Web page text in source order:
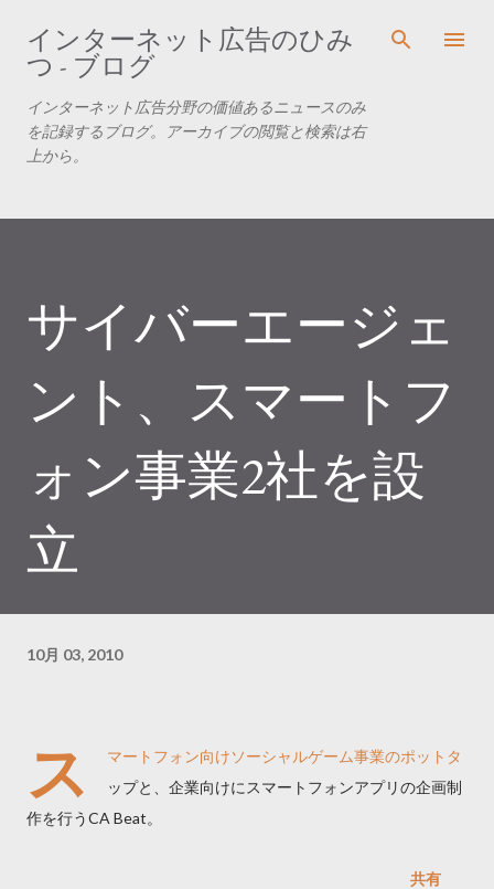
スキップしてメイン コンテンツに移動
インターネット広告のひみ
つ - ブログ
インターネット広告分野の価値あるニュースのみ
を記録するブログ。アーカイブの閲覧と検索は右
上から。
サイバーエージェ
ント、スマートフ
ォン事業2社を設
立
10月 03, 2010
ス
マートフォン向けソーシャルゲーム事業のポットタ
ップと、企業向けにスマートフォンアプリの企画制
作を行うCA Beat。
共有